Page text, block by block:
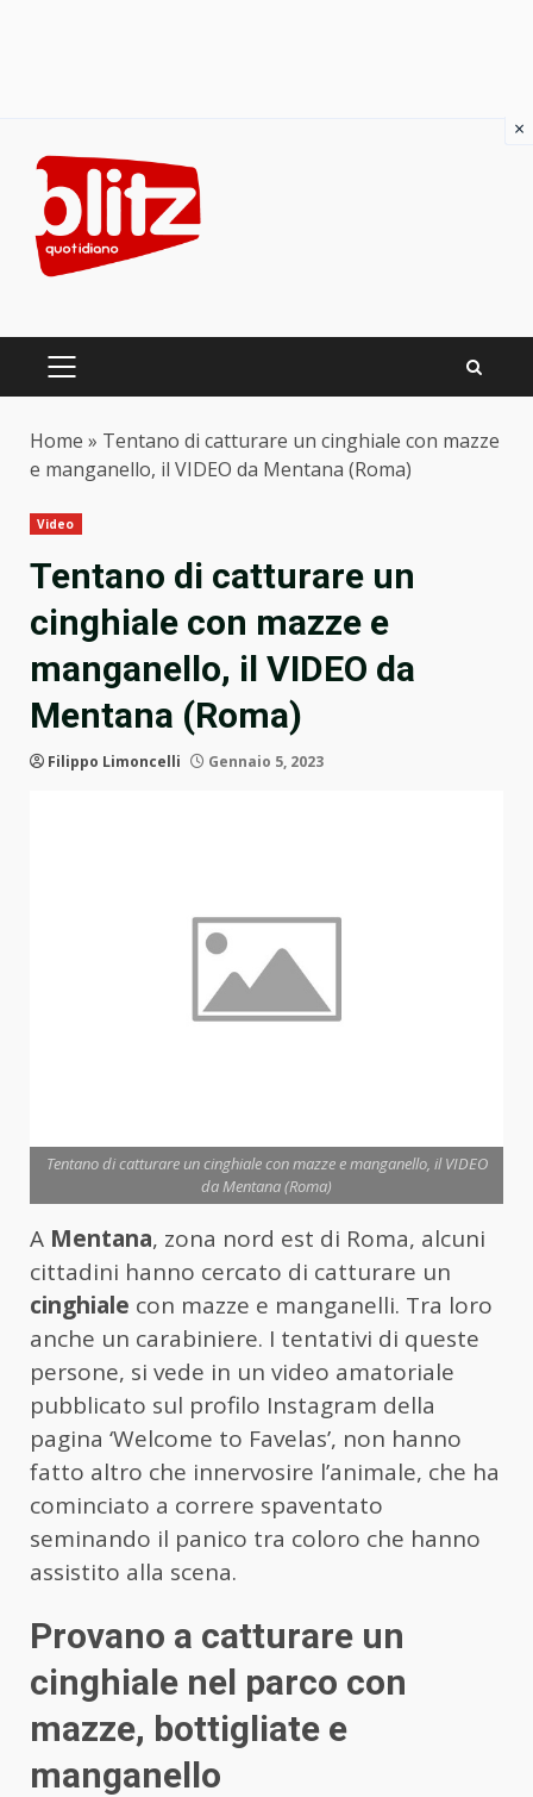
content
PRIMARY
Home » Tentano di catturare un cinghiale con mazze
e manganello, il VIDEO da Mentana (Roma)
Video
Tentano di catturare un
cinghiale con mazze e
manganello, il VIDEO da
Mentana (Roma)
Filippo Limoncelli Gennaio 5, 2023
Tentano di catturare un cinghiale con mazze e manganello, il VIDEO
da Mentana (Roma)
A Mentana, zona nord est di Roma, alcuni
cittadini hanno cercato di catturare un
cinghiale con mazze e manganelli. Tra loro
anche un carabiniere. I tentativi di queste
persone, si vede in un video amatoriale
pubblicato sul profilo Instagram della
pagina ‘Welcome to Favelas’, non hanno
fatto altro che innervosire l’animale, che ha
cominciato a correre spaventato
seminando il panico tra coloro che hanno
assistito alla scena.
Provano a catturare un
cinghiale nel parco con
mazze, bottigliate e
manganello
×